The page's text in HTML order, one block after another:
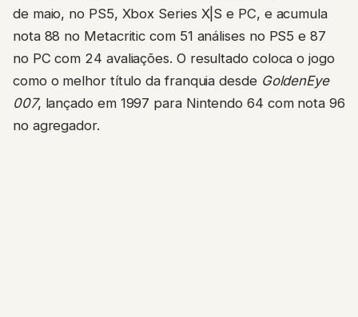
de maio, no PS5, Xbox Series X|S e PC, e acumula
nota 88 no Metacritic com 51 análises no PS5 e 87
no PC com 24 avaliações. O resultado coloca o jogo
como o melhor título da franquia desde GoldenEye
007, lançado em 1997 para Nintendo 64 com nota 96
no agregador.